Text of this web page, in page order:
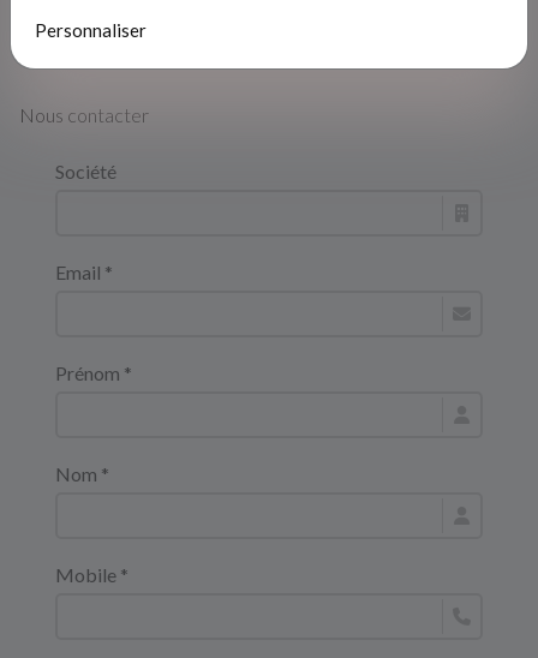
Nous contacter
Société
Email *
Prénom *
Nom *
Mobile *
Personnaliser